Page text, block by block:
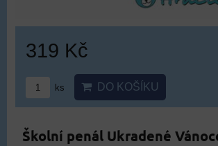
319 Kč
ks DO KOŠÍKU
Školní penál Ukradené